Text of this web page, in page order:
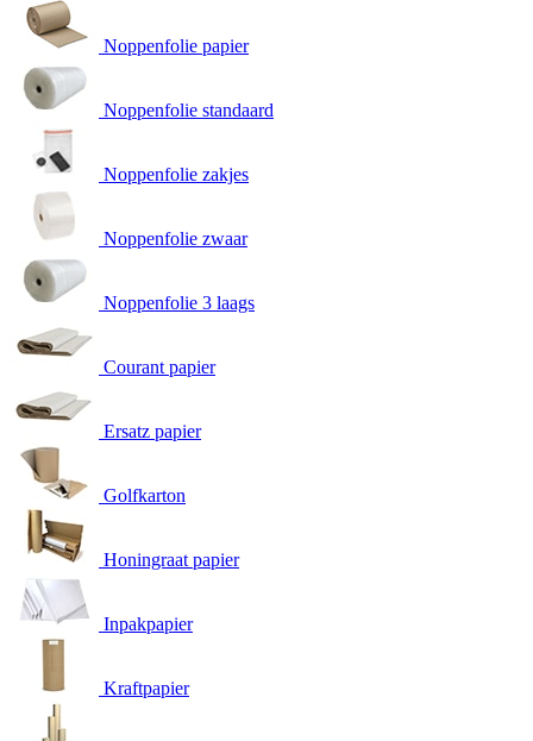
Noppenfolie papier
Noppenfolie standaard
Noppenfolie zakjes
Noppenfolie zwaar
Noppenfolie 3 laags
Courant papier
Ersatz papier
Golfkarton
Honingraat papier
Inpakpapier
Kraftpapier